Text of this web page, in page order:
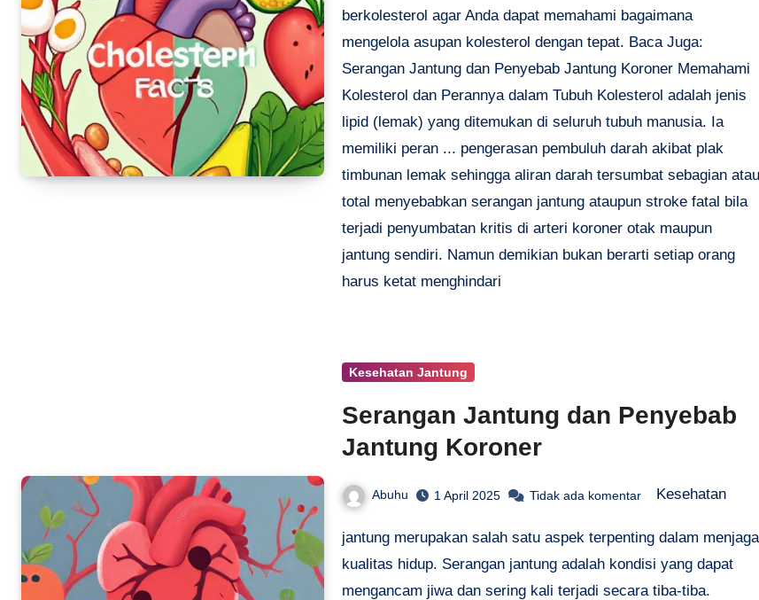
berkolesterol agar Anda dapat memahami bagaimana
mengelola asupan kolesterol dengan tepat. Baca Juga:
Serangan Jantung dan Penyebab Jantung Koroner Memahami
Kolesterol dan Perannya dalam Tubuh Kolesterol adalah jenis
lipid (lemak) yang ditemukan di seluruh tubuh manusia. Ia
memiliki peran ... pengerasan pembuluh darah akibat plak
timbunan lemak sehingga aliran darah tersumbat sebagian atau
total menyebabkan serangan jantung ataupun stroke fatal bila
terjadi penyumbatan kritis di arteri koroner otak maupun
jantung sendiri. Namun demikian bukan berarti setiap orang
harus ketat menghindari
Kesehatan Jantung
Serangan Jantung dan Penyebab
Jantung Koroner
Abuhu 1 April 2025 Tidak ada komentar Kesehatan
jantung merupakan salah satu aspek terpenting dalam menjaga
kualitas hidup. Serangan jantung adalah kondisi yang dapat
mengancam jiwa dan sering kali terjadi secara tiba-tiba.